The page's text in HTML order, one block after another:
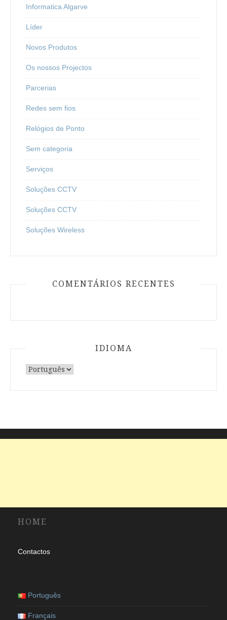
Informatica Algarve
Líder
Novos Produtos
Os nossos Projectos
Parcerias
Redes sem fios
Relógios de Ponto
Sem categoria
Serviços
Soluções CCTV
Soluções CCTV
Soluções Wireless
COMENTÁRIOS RECENTES
IDIOMA
Escolha
HOME
Contactos
Português
Français